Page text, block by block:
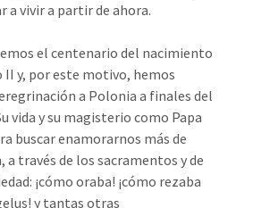
a vivir a partir de ahora.
el centenario del nacimiento
II y, por este motivo, hemos
a Polonia a finales del
vida y su magisterio como Papa
buscar enamorarnos más de
a través de los sacramentos y de
¡cómo oraba! ¡cómo rezaba
y tantas otras